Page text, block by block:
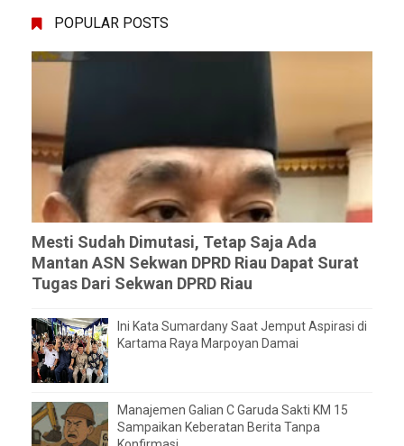
POPULAR POSTS
Mesti Sudah Dimutasi, Tetap Saja Ada
Mantan ASN Sekwan DPRD Riau Dapat Surat
Tugas Dari Sekwan DPRD Riau
Ini Kata Sumardany Saat Jemput Aspirasi di
Kartama Raya Marpoyan Damai
Manajemen Galian C Garuda Sakti KM 15
Sampaikan Keberatan Berita Tanpa